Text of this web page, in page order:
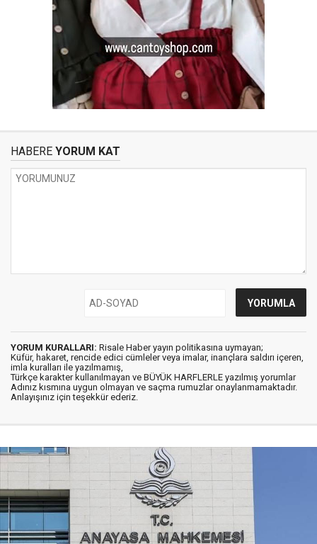
HABERE YORUM KAT
YORUM KURALLARI: Risale Haber yayın politikasına uymayan;
Küfür, hakaret, rencide edici cümleler veya imalar, inançlara saldırı içeren,
imla kuralları ile yazılmamış,
Türkçe karakter kullanılmayan ve BÜYÜK HARFLERLE yazılmış yorumlar
Adınız kısmına uygun olmayan ve saçma rumuzlar onaylanmamaktadır.
Anlayışınız için teşekkür ederiz.